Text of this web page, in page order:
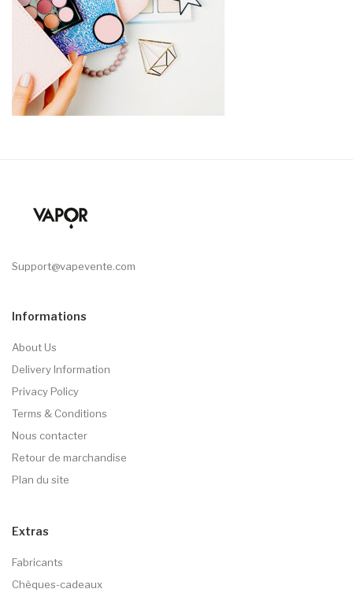
Support@vapevente.com
Informations
About Us
Delivery Information
Privacy Policy
Terms & Conditions
Nous contacter
Retour de marchandise
Plan du site
Extras
Fabricants
Chèques-cadeaux